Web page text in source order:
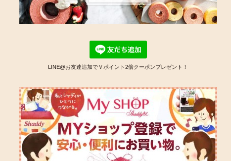
LINE@お友達追加でＶポイント2倍クーポンプレゼント！